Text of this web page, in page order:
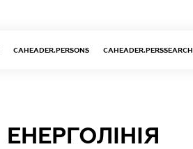
CAHEADER.PERSONS CAHEADER.PERSSEARCH
ЕНЕРГОЛІНІЯ